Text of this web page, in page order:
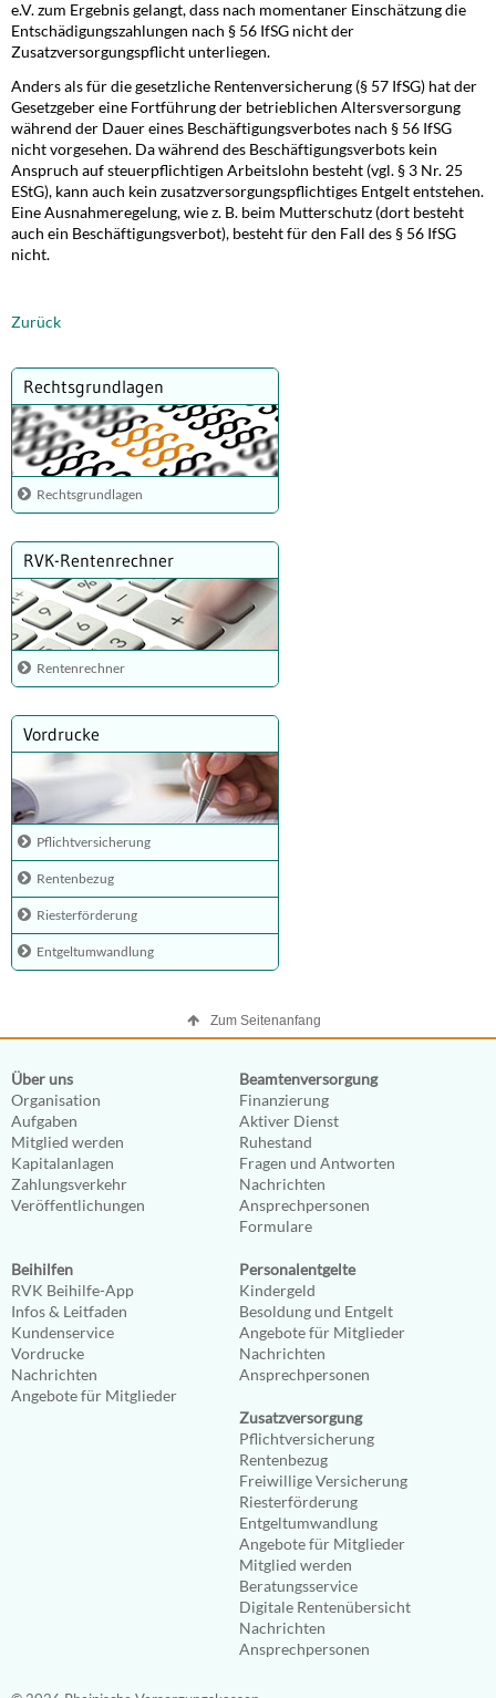
e.V. zum Ergebnis gelangt, dass nach momentaner Einschätzung die
Entschädigungszahlungen nach § 56 IfSG nicht der
Zusatzversorgungspflicht unterliegen.
Anders als für die gesetzliche Rentenversicherung (§ 57 IfSG) hat der
Gesetzgeber eine Fortführung der betrieblichen Altersversorgung
während der Dauer eines Beschäftigungsverbotes nach § 56 IfSG
nicht vorgesehen. Da während des Beschäftigungsverbots kein
Anspruch auf steuerpflichtigen Arbeitslohn besteht (vgl. § 3 Nr. 25
EStG), kann auch kein zusatzversorgungspflichtiges Entgelt entstehen.
Eine Ausnahmeregelung, wie z. B. beim Mutterschutz (dort besteht
auch ein Beschäftigungsverbot), besteht für den Fall des § 56 IfSG
nicht.
Zurück
Rechtsgrundlagen
Rechtsgrundlagen
RVK-Rentenrechner
Rentenrechner
Vordrucke
Pflichtversicherung
Rentenbezug
Riesterförderung
Entgeltumwandlung
Zum Seitenanfang
Über uns
Organisation
Aufgaben
Mitglied werden
Kapitalanlagen
Zahlungsverkehr
Veröffentlichungen
Beamtenversorgung
Finanzierung
Aktiver Dienst
Ruhestand
Fragen und Antworten
Nachrichten
Ansprechpersonen
Formulare
Beihilfen
RVK Beihilfe-App
Infos & Leitfaden
Kundenservice
Vordrucke
Nachrichten
Angebote für Mitglieder
Personalentgelte
Kindergeld
Besoldung und Entgelt
Angebote für Mitglieder
Nachrichten
Ansprechpersonen
Zusatzversorgung
Pflichtversicherung
Rentenbezug
Freiwillige Versicherung
Riesterförderung
Entgeltumwandlung
Angebote für Mitglieder
Mitglied werden
Beratungsservice
Digitale Rentenübersicht
Nachrichten
Ansprechpersonen